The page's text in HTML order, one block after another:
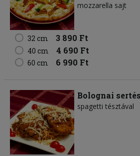
mozzarella sajt
32 cm 3 890 Ft
40 cm 4 690 Ft
60 cm 6 990 Ft
Bolognai
spagetti tésztával